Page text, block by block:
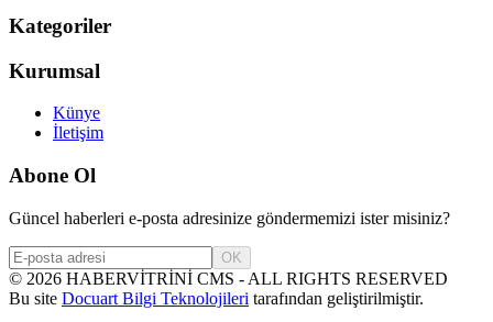
Kategoriler
Kurumsal
Künye
İletişim
Abone Ol
Güncel haberleri e-posta adresinize göndermemizi ister misiniz?
OK
© 2026 HABERVİTRİNİ CMS - ALL RIGHTS RESERVED
Bu site Docuart Bilgi Teknolojileri tarafından geliştirilmiştir.